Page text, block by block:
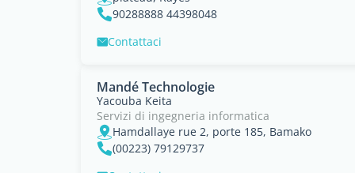
90288888 44398048
Contattaci
Mandé Technologie
Yacouba Keita
Servizi di ingegneria informatica
Hamdallaye rue 2, porte 185, Bamako
(00223) 79129737